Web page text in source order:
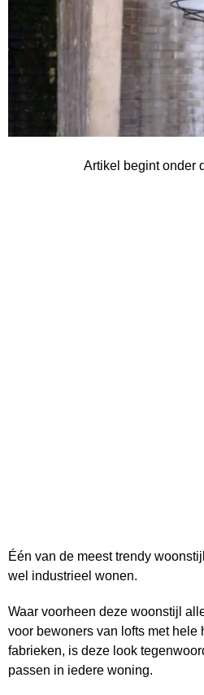
Artikel begint onder
Één van de meest trendy
wel industrieel wonen.
Waar voorheen deze woonstijl
voor bewoners van lofts met hele
fabrieken, is deze look
passen in iedere woning.